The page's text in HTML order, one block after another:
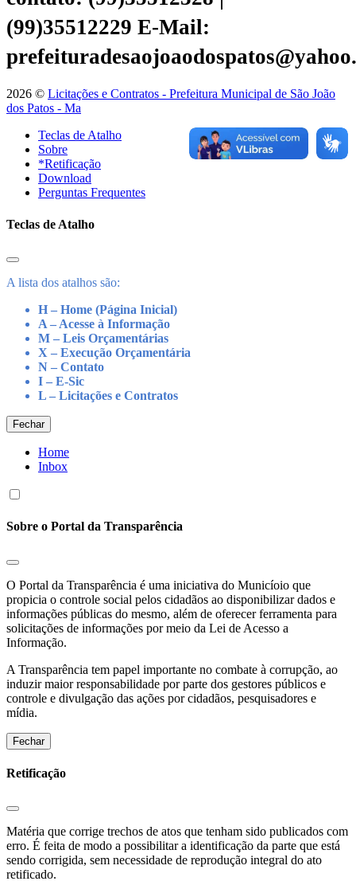
(99)35512229 E-Mail:
2026 © Licitações e Contratos - Prefeitura Municipal de São João
dos Patos - Ma
Teclas de Atalho
Sobre
*Retificação
Download
Perguntas Frequentes
Teclas de Atalho
A lista dos atalhos são:
H – Home (Página Inicial)
A – Acesse à Informação
M – Leis Orçamentárias
X – Execução Orçamentária
N – Contato
I – E-Sic
L – Licitações e Contratos
Fechar
Home
Inbox
Sobre o Portal da Transparência
O Portal da Transparência é uma iniciativa do Municíoio que
propicia o controle social pelos cidadãos ao disponibilizar dados e
informações públicas do mesmo, além de oferecer ferramenta para
solicitações de informações por meio da Lei de Acesso a
Informação.
A Transparência tem papel importante no combate à corrupção, ao
induzir maior responsabilidade por parte dos gestores públicos e
controle e divulgação das ações por cidadãos, pesquisadores e
mídia.
Fechar
Retificação
Matéria que corrige trechos de atos que tenham sido publicados com
erro. É feita de modo a possibilitar a identificação da parte que está
sendo corrigida, sem necessidade de reprodução integral do ato
retificado.